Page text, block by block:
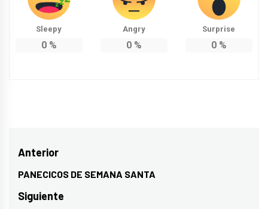
Sleepy
0%
Angry
0%
Surprise
0%
Navegación
de
entradas
Anterior
Entrada
anterior:
PANECICOS DE SEMANA SANTA
Siguiente